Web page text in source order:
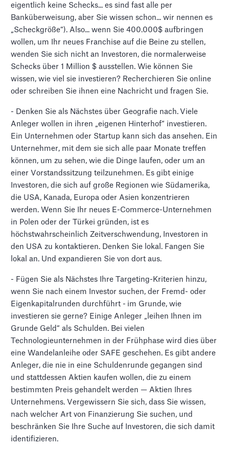
eigentlich keine Schecks... es sind fast alle per
Banküberweisung, aber Sie wissen schon... wir nennen es
„Scheckgröße“). Also... wenn Sie 400.000$ aufbringen
wollen, um Ihr neues Franchise auf die Beine zu stellen,
wenden Sie sich nicht an Investoren, die normalerweise
Schecks über 1 Million $ ausstellen. Wie können Sie
wissen, wie viel sie investieren? Recherchieren Sie online
oder schreiben Sie ihnen eine Nachricht und fragen Sie.
- Denken Sie als Nächstes über Geografie nach. Viele
Anleger wollen in ihren „eigenen Hinterhof“ investieren.
Ein Unternehmen oder Startup kann sich das ansehen. Ein
Unternehmer, mit dem sie sich alle paar Monate treffen
können, um zu sehen, wie die Dinge laufen, oder um an
einer Vorstandssitzung teilzunehmen. Es gibt einige
Investoren, die sich auf große Regionen wie Südamerika,
die USA, Kanada, Europa oder Asien konzentrieren
werden. Wenn Sie Ihr neues E-Commerce-Unternehmen
in Polen oder der Türkei gründen, ist es
höchstwahrscheinlich Zeitverschwendung, Investoren in
den USA zu kontaktieren. Denken Sie lokal. Fangen Sie
lokal an. Und expandieren Sie von dort aus.
- Fügen Sie als Nächstes Ihre Targeting-Kriterien hinzu,
wenn Sie nach einem Investor suchen, der Fremd- oder
Eigenkapitalrunden durchführt - im Grunde, wie
investieren sie gerne? Einige Anleger „leihen Ihnen im
Grunde Geld“ als Schulden. Bei vielen
Technologieunternehmen in der Frühphase wird dies über
eine Wandelanleihe oder SAFE geschehen. Es gibt andere
Anleger, die nie in eine Schuldenrunde gegangen sind
und stattdessen Aktien kaufen wollen, die zu einem
bestimmten Preis gehandelt werden — Aktien Ihres
Unternehmens. Vergewissern Sie sich, dass Sie wissen,
nach welcher Art von Finanzierung Sie suchen, und
beschränken Sie Ihre Suche auf Investoren, die sich damit
identifizieren.